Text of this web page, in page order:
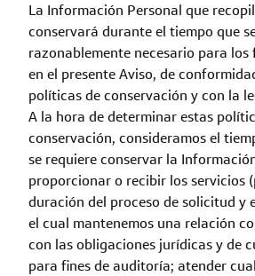
La Información Personal que
conservará durante el tiempo que
razonablemente necesario para los
en el presente Aviso, de
políticas de conservación y con la
A la hora de determinar estas
conservación, consideramos el
se requiere conservar la
proporcionar o recibir los servicios
duración del proceso de solicitud y
el cual mantenemos una relación
con las obligaciones jurídicas y de
para fines de auditoría; atender